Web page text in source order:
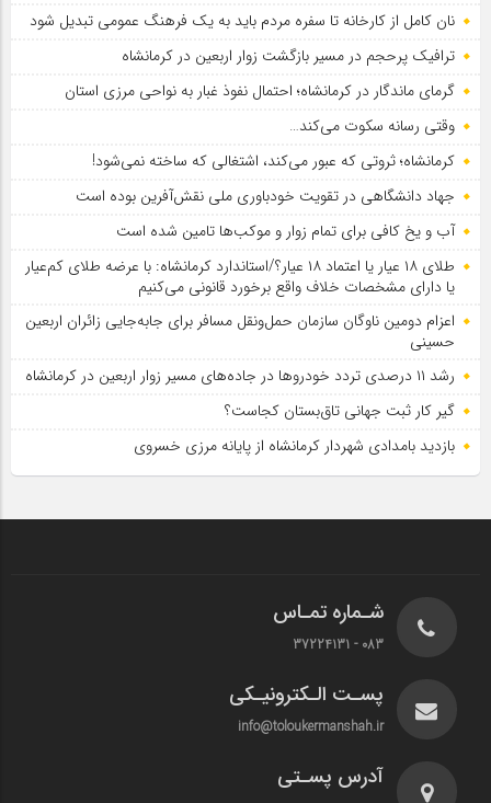
نان کامل از کارخانه تا سفره مردم باید به یک فرهنگ عمومی تبدیل شود
ترافیک پرحجم در مسیر بازگشت زوار اربعین در کرمانشاه
گرمای ماندگار در کرمانشاه؛ احتمال نفوذ غبار به نواحی مرزی استان
وقتی رسانه سکوت می‌کند…
کرمانشاه؛ ثروتی که عبور می‌کند، اشتغالی که ساخته نمی‌شود!
جهاد دانشگاهی در تقویت خودباوری ملی نقش‌آفرین بوده است
آب و یخ کافی برای تمام زوار و موکب‌ها تامین شده است
طلای ۱۸ عیار یا اعتماد ۱۸ عیار؟/استاندارد کرمانشاه: با عرضه طلای کم‌عیار
یا دارای مشخصات خلاف واقع برخورد قانونی می‌کنیم
اعزام دومین ناوگان سازمان حمل‌ونقل مسافر برای جابه‌جایی زائران اربعین
حسینی
رشد ۱۱ درصدی تردد خودروها در جاده‌های مسیر زوار اربعین در کرمانشاه
گیر کار ثبت جهانی تاق‌بستان کجاست؟
بازدید بامدادی شهردار کرمانشاه از پایانه مرزی خسروی
شـماره تمـاس
083 - 37224131
پسـت الـکترونیـکی
info@toloukermanshah.ir
آدرس پسـتی